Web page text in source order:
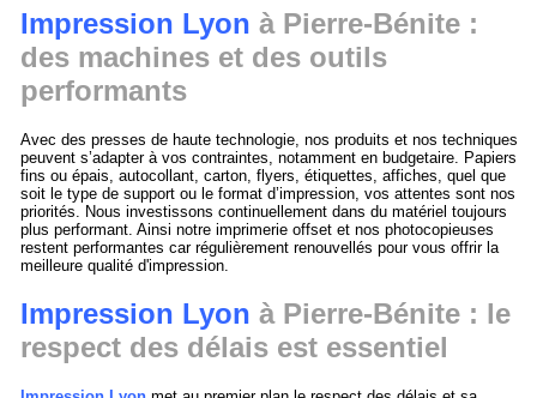
Impression Lyon à Pierre-Bénite :
des machines et des outils
performants
Avec des presses de haute technologie, nos produits et nos techniques
peuvent s’adapter à vos contraintes, notamment en budgetaire. Papiers
fins ou épais, autocollant, carton, flyers, étiquettes, affiches, quel que
soit le type de support ou le format d’impression, vos attentes sont nos
priorités. Nous investissons continuellement dans du matériel toujours
plus performant. Ainsi notre imprimerie offset et nos photocopieuses
restent performantes car régulièrement renouvellés pour vous offrir la
meilleure qualité d'impression.
Impression Lyon à Pierre-Bénite : le
respect des délais est essentiel